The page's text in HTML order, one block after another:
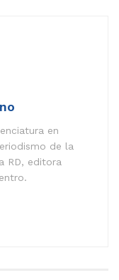
en
de la
RD, editora